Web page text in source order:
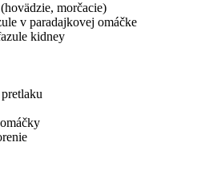
morčacie)
v paradajkovej omáčke
kidney